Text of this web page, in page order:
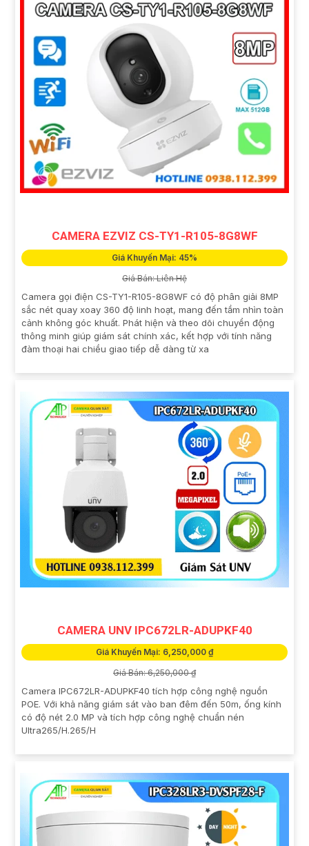
CAMERA EZVIZ CS-TY1-R105-8G8WF
Giá Khuyến Mại: 45%
Giá Bán: Liên Hệ
Camera gọi điện CS-TY1-R105-8G8WF có độ phân giải 8MP
sắc nét quay xoay 360 độ linh hoạt, mang đến tầm nhìn toàn
cảnh không góc khuất. Phát hiện và theo dõi chuyển động
thông minh giúp giám sát chính xác, kết hợp với tính năng
đàm thoại hai chiều giao tiếp dễ dàng từ xa
CAMERA UNV IPC672LR-ADUPKF40
Giá Khuyến Mại: 6,250,000 ₫
Giá Bán: 6,250,000 ₫
Camera IPC672LR-ADUPKF40 tích hợp công nghệ nguồn
POE. Với khả năng giám sát vào ban đêm đến 50m, ống kính
có độ nét 2.0 MP và tích hợp công nghệ chuẩn nén
Ultra265/H.265/H